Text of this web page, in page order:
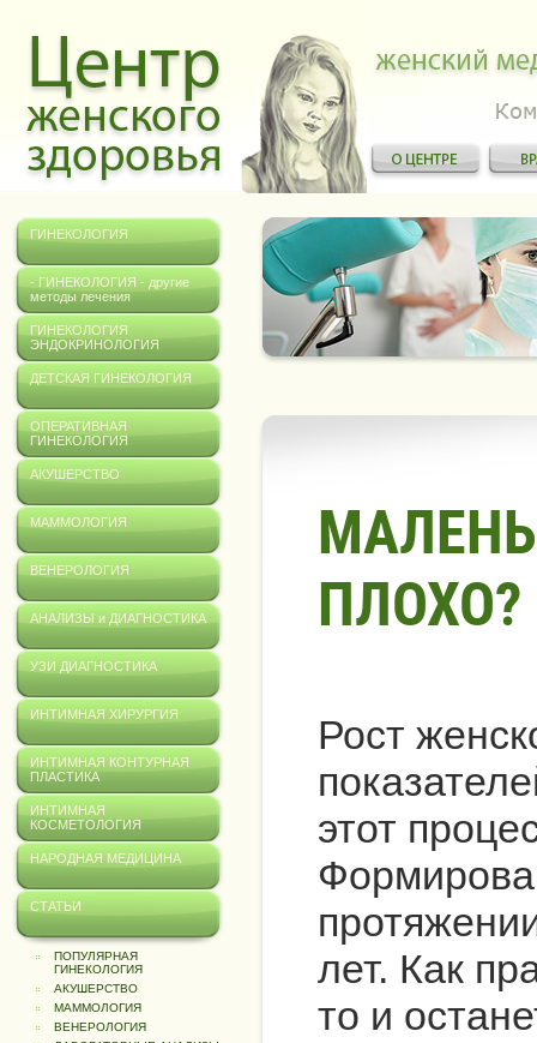
ГИНЕКОЛОГИЯ
- ГИНЕКОЛОГИЯ - другие
методы лечения
ГИНЕКОЛОГИЯ
ЭНДОКРИНОЛОГИЯ
ДЕТСКАЯ ГИНЕКОЛОГИЯ
ОПЕРАТИВНАЯ
ГИНЕКОЛОГИЯ
АКУШЕРСТВО
МАММОЛОГИЯ
ВЕНЕРОЛОГИЯ
АНАЛИЗЫ и ДИАГНОСТИКА
УЗИ ДИАГНОСТИКА
ИНТИМНАЯ ХИРУРГИЯ
ИНТИМНАЯ КОНТУРНАЯ
ПЛАСТИКА
ИНТИМНАЯ
КОСМЕТОЛОГИЯ
НАРОДНАЯ МЕДИЦИНА
СТАТЬИ
ПОПУЛЯРНАЯ
ГИНЕКОЛОГИЯ
АКУШЕРСТВО
МАММОЛОГИЯ
ВЕНЕРОЛОГИЯ
ПЛОХО?
Рост
этот
лет. Как
то и